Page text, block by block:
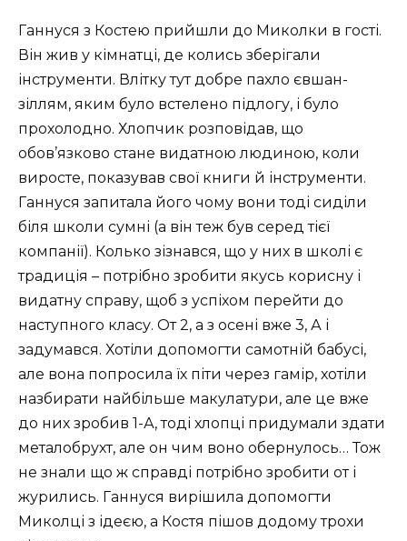
Ганнуся з Костею прийшли до Миколки в гості.
Він жив у кімнатці, де колись зберігали
інструменти. Влітку тут добре пахло євшан-
зіллям, яким було встелено підлогу, і було
прохолодно. Хлопчик розповідав, що
обов’язково стане видатною людиною, коли
виросте, показував свої книги й інструменти.
Ганнуся запитала його чому вони тоді сиділи
біля школи сумні (а він теж був серед тієї
компанії). Колько зізнався, що у них в школі є
традиція – потрібно зробити якусь корисну і
видатну справу, щоб з успіхом перейти до
наступного класу. От 2, а з осені вже 3, А і
задумався. Хотіли допомогти самотній бабусі,
але вона попросила їх піти через гамір, хотіли
назбирати найбільше макулатури, але це вже
до них зробив 1-А, тоді хлопці придумали здати
металобрухт, але он чим воно обернулось… Тож
не знали що ж справді потрібно зробити от і
журились. Ганнуся вирішила допомогти
Миколці з ідеєю, а Костя пішов додому трохи